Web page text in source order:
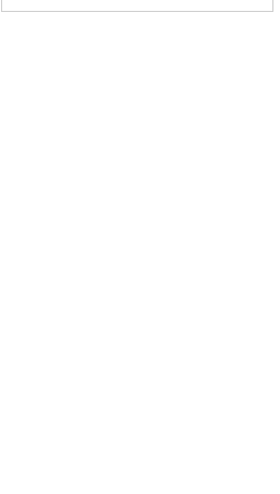
和反对官僚主义的决定》的通知和毛泽东